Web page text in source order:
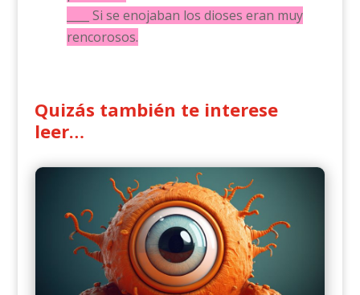
____ Si se enojaban los dioses eran muy
rencorosos.
Quizás también te interese
leer…